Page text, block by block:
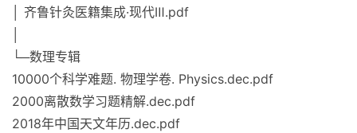
│ 齐鲁针灸医籍集成·现代Ⅲ.pdf
└─数理专辑
10000个科学难题. 物理学卷. Physics.dec.pdf
2000离散数学习题精解.dec.pdf
2018年中国天文年历.dec.pdf